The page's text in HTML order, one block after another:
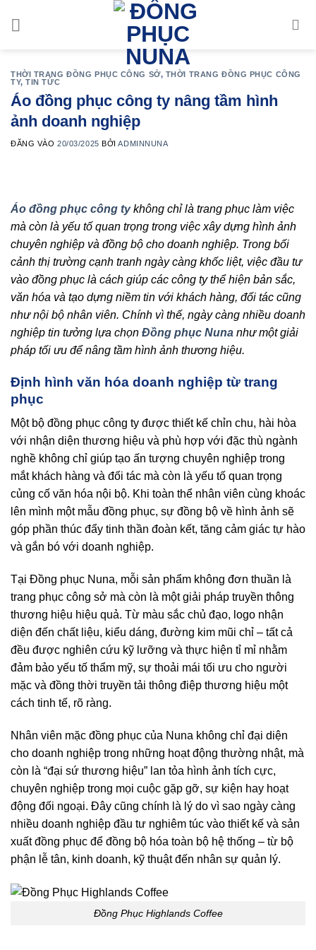
THỜI TRANG ĐỒNG PHỤC CÔNG SỞ, THỜI TRANG ĐỒNG PHỤC CÔNG
TY,TIN TỨC
Áo đồng phục công ty nâng tầm hình
ảnh doanh nghiệp
ĐĂNG VÀO20/03/2025 BỞIADMINNUNA
Áo đồng phục công tykhông chỉ là trang phục làm việc
mà còn là yếu tố quan trọng trong việc xây dựng hình ảnh
chuyên nghiệp và đồng bộ cho doanh nghiệp. Trong bối
cảnh thị trường cạnh tranh ngày càng khốc liệt, việc đầu tư
vào đồng phục là cách giúp các công ty thể hiện bản sắc,
văn hóa và tạo dựng niềm tin với khách hàng, đối tác cũng
như nội bộ nhân viên. Chính vì thế, ngày càng nhiều doanh
nghiệp tin tưởng lựa chọn Đồng phục Nuna như một giải
pháp tối ưu để nâng tầm hình ảnh thương hiệu.
Định hình văn hóa doanh nghiệp từ trang
phục
Một bộ đồng phục công ty được thiết kế chỉn chu, hài hòa
với nhận diện thương hiệu và phù hợp với đặc thù ngành
nghề không chỉ giúp tạo ấn tượng chuyên nghiệp trong
mắt khách hàng và đối tác mà còn là yếu tố quan trọng
củng cố văn hóa nội bộ. Khi toàn thể nhân viên cùng khoác
lên mình một mẫu đồng phục, sự đồng bộ về hình ảnh sẽ
góp phần thúc đẩy tinh thần đoàn kết, tăng cảm giác tự hào
và gắn bó với doanh nghiệp.
Tại Đồng phục Nuna, mỗi sản phẩm không đơn thuần là
trang phục công sở mà còn là một giải pháp truyền thông
thương hiệu hiệu quả. Từ màu sắc chủ đạo, logo nhận
diện đến chất liệu, kiểu dáng, đường kim mũi chỉ – tất cả
đều được nghiên cứu kỹ lưỡng và thực hiện tỉ mỉ nhằm
đảm bảo yếu tố thẩm mỹ, sự thoải mái tối ưu cho người
mặc và đồng thời truyền tải thông điệp thương hiệu một
cách tinh tế, rõ ràng.
Nhân viên mặc đồng phục của Nuna không chỉ đại diện
cho doanh nghiệp trong những hoạt động thường nhật, mà
còn là “đại sứ thương hiệu” lan tỏa hình ảnh tích cực,
chuyên nghiệp trong mọi cuộc gặp gỡ, sự kiện hay hoạt
động đối ngoại. Đây cũng chính là lý do vì sao ngày càng
nhiều doanh nghiệp đầu tư nghiêm túc vào thiết kế và sản
xuất đồng phục để đồng bộ hóa toàn bộ hệ thống – từ bộ
phận lễ tân, kinh doanh, kỹ thuật đến nhân sự quản lý.
Đồng Phục Highlands Coffee